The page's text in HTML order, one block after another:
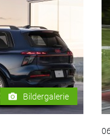
Bildergalerie